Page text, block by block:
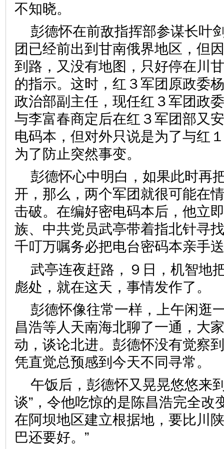
不知晓。
彭德怀在前敌指挥部参谋长叶
团已经前出到甘南俄界地区，但
到路，又没有地图，只好停在川
的指示。这时，红３军团原政委
政治部副主任，现任红３军团政
与李富春商定后在红３军团部又
电码本，但对外只说是为了与红
为了防止突然事变。
彭德怀心中明白，如果此时再
开，那么，两个军团就很可能在
击破。在编好密电码本后，他立
族、中共党员武亭带着指北针寻
千叮万嘱务必把电台密码本亲手
武亭连夜赶路，９日，机智地
彪处，就在这天，事情发作了。
彭德怀像往常一样，上午闲逛
昌浩等人天南海北聊了一通，大
动，谈论北进。彭德怀没有觉察
凭直觉总预感到今天不同寻常。
午饭后，彭德怀又晃晃悠悠来
谈”，令他吃惊的是陈昌浩完全改
在阿坝地区建立根据地，要比川
巴还要好。”